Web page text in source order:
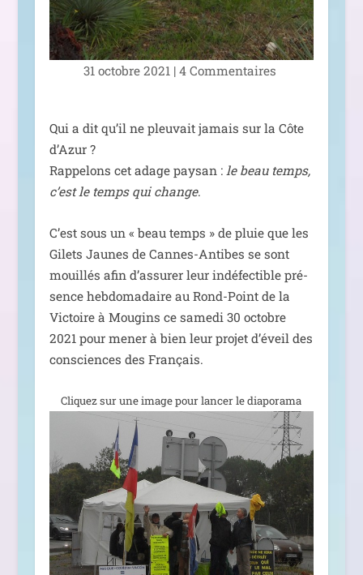
31 octobre 2021 | 4 Commentaires
Qui a dit qu’il ne pleu­vait jamais sur la Côte
d’Azur ?
Rappelons cet adage pay­san : le beau temps,
c’est le temps qui change.
C’est sous un « beau temps » de pluie que les
Gilets Jaunes de Cannes-Antibes se sont
mouillés afin d’as­su­rer leur indé­fec­tible pré­
sence heb­do­ma­daire au Rond-Point de la
Victoire à Mougins ce same­di 30 octobre
2021 pour mener à bien leur pro­jet d’é­veil des
consciences des Français.
Cliquez sur une image pour lan­cer le diaporama